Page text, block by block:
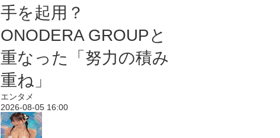
手を起用？
ONODERA GROUPと
重なった「努力の積み
重ね」
エンタメ
2026-08-05 16:00